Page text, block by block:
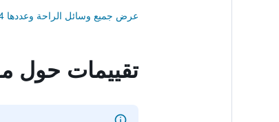
عرض جميع وسائل الراحة وعددها 24
تقييمات حول موتل 6 سان أنطونيو، تكساس -